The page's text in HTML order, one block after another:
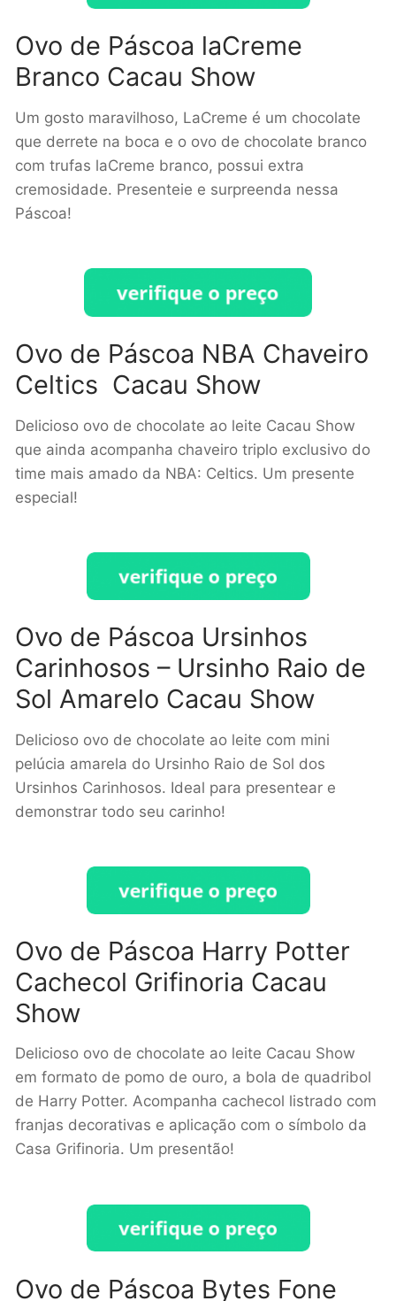
Ovo de Páscoa laCreme
Branco Cacau Show
Um gosto maravilhoso, LaCreme é um chocolate
que derrete na boca e o ovo de chocolate branco
com trufas laCreme branco, possui extra
cremosidade. Presenteie e surpreenda nessa
Páscoa!
Ovo de Páscoa NBA Chaveiro
Celtics Cacau Show
Delicioso ovo de chocolate ao leite Cacau Show
que ainda acompanha chaveiro triplo exclusivo do
time mais amado da NBA: Celtics. Um presente
especial!
Ovo de Páscoa Ursinhos
Carinhosos – Ursinho Raio de
Sol Amarelo Cacau Show
Delicioso ovo de chocolate ao leite com mini
pelúcia amarela do Ursinho Raio de Sol dos
Ursinhos Carinhosos. Ideal para presentear e
demonstrar todo seu carinho!
Ovo de Páscoa Harry Potter
Cachecol Grifinoria Cacau
Show
Delicioso ovo de chocolate ao leite Cacau Show
em formato de pomo de ouro, a bola de quadribol
de Harry Potter. Acompanha cachecol listrado com
franjas decorativas e aplicação com o símbolo da
Casa Grifinoria. Um presentão!
Ovo de Páscoa Bytes Fone